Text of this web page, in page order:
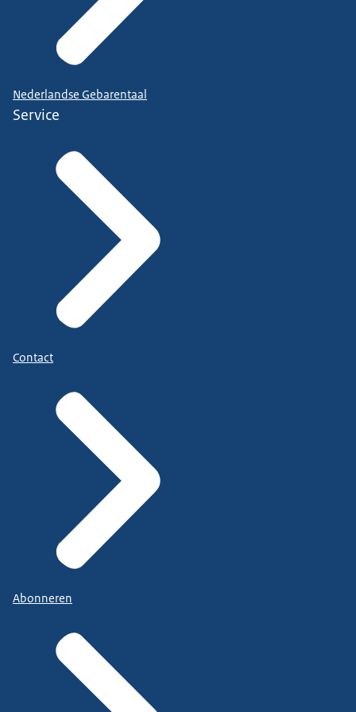
Nederlandse Gebarentaal
Service
Contact
Abonneren